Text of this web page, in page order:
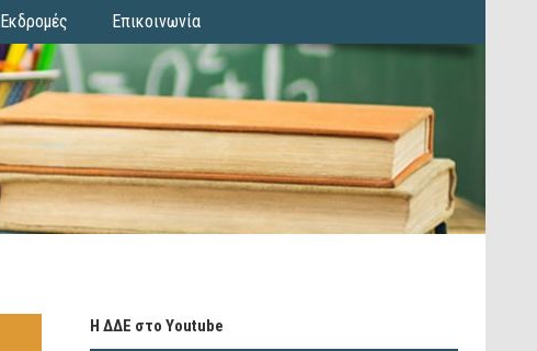
Εκδρομές Επικοινωνία
Η ΔΔΕ στο Youtube